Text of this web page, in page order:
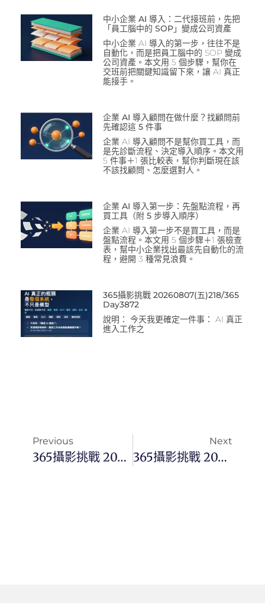
中小企業 AI 導入：二代接班前，先把
「員工腦中的 SOP」變成公司資產
中小企業 AI 導入的第一步，往往不是
自動化，而是把員工腦中的 SOP 變成
公司資產。本文用 5 個步驟，幫你在
交班前把關鍵知識留下來，讓 AI 真正
能接手。
企業 AI 導入顧問在做什麼？找顧問前
先確認這 5 件事
企業 AI 導入顧問不是幫你買工具，而
是先診斷流程、決定導入順序。本文用
5 件事＋1 張比較表，幫你判斷現在該
不該找顧問、怎麼選對人。
企業 AI 導入第一步：先盤點流程，再
買工具（附 5 步導入順序）
企業 AI 導入第一步不是買工具，而是
盤點流程。本文用 5 個步驟＋1 張檢查
表，幫中小企業找出最該先自動化的流
程，避開 3 種常見浪費。
365攝影挑戰 20260807(五)218/365
Day3872
說明： 今天我更確定一件事： AI 真正
進入工作之
Previous
365攝影挑戰 20260309(一)068/365 Day3721
Next
365攝影挑戰 20260311(三)070/365 Day3723